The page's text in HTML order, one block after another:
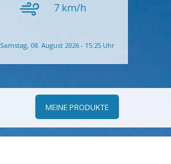
7 km/h
Samstag, 08. August 2026 - 15:25 Uhr
MEINE PRODUKTE